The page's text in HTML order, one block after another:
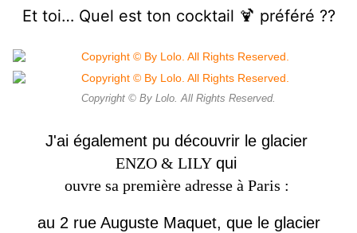
Et toi… Quel est ton cocktail 🍹 préféré ??
Copyright © By Lolo. All Rights Reserved.
J'ai également pu découvrir le glacier
ENZO & LILY qui
ouvre sa première adresse à Paris :
au 2 rue Auguste Maquet, que le glacier